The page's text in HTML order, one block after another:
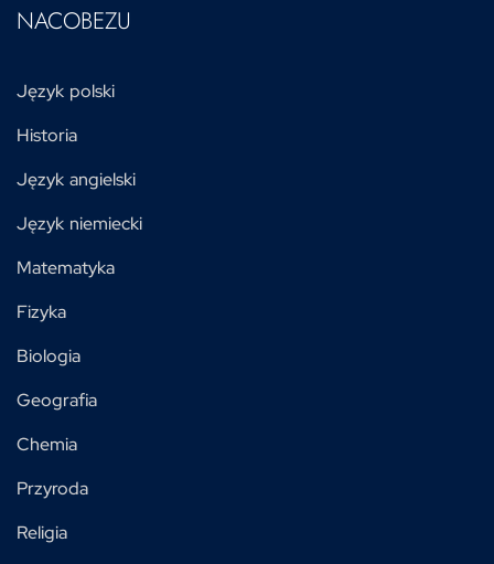
NACOBEZU
Język polski
Historia
Język angielski
Język niemiecki
Matematyka
Fizyka
Biologia
Geografia
Chemia
Przyroda
Religia